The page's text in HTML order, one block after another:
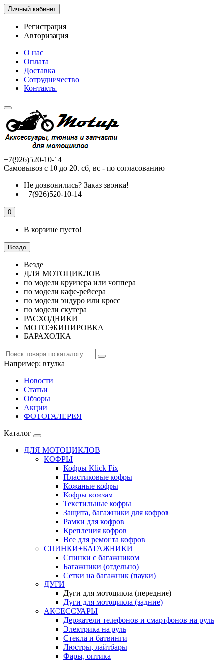
Личный кабинет
Регистрация
Авторизация
О нас
Оплата
Доставка
Сотрудничество
Контакты
+7(926)520-10-14
Самовывоз с 10 до 20. сб, вс - по согласованию
Не дозвонились? Заказ звонка!
+7(926)520-10-14
0
В корзине пусто!
Везде
Везде
ДЛЯ МОТОЦИКЛОВ
по модели круизера или чоппера
по модели кафе-рейсера
по модели эндуро или кросс
по модели скутера
РАСХОДНИКИ
МОТОЭКИПИРОВКА
БАРАХОЛКА
Например: втулка
Новости
Статьи
Обзоры
Акции
ФОТОГАЛЕРЕЯ
Каталог
ДЛЯ МОТОЦИКЛОВ
КОФРЫ
Кофры Klick Fix
Пластиковые кофры
Кожаные кофры
Кофры кожзам
Текстильные кофры
Защита, багажники для кофров
Рамки для кофров
Крепления кофров
Все для ремонта кофров
СПИНКИ+БАГАЖНИКИ
Спинки с багажником
Багажники (отдельно)
Сетки на багажник (пауки)
ДУГИ
Дуги для мотоцикла (передние)
Дуги для мотоцикла (задние)
АКСЕССУАРЫ
Держатели телефонов и смартфонов на руль
Электрика на руль
Стекла и батвинги
Люстры, лайтбары
Фары, оптика